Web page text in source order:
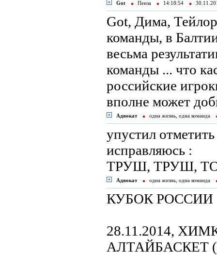
Got Пенза 14:18:54
Got, Дима,
команды, в
весьма
команды ... что
российские
вполне может
Адвокат одна жизнь, одна команда
упустил
исправляюсь :
ТРУШ, ТРУШ,
Адвокат одна жизнь, одна команда
КУБОК
28.11.2014,
АЛТАЙБАСКЕТ (